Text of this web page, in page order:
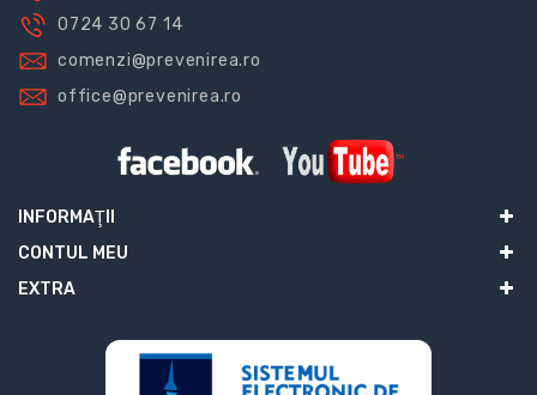
0724 30 67 14
comenzi@prevenirea.ro
office@prevenirea.ro
INFORMAŢII
CONTUL MEU
EXTRA